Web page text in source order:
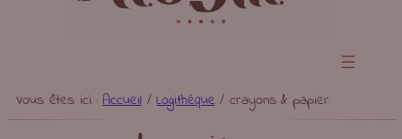
Vous êtes ici :Accueil/Logithèque/crayons & papier